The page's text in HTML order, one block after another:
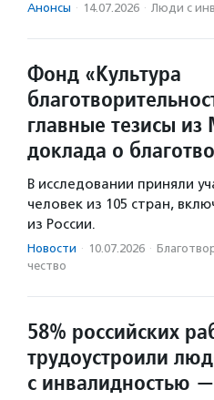
Анонсы · 14.07.2026 · Люди с
Фонд «Культура
главные тезисы
доклада о
В исследовании приняли
человек из 105 стран,
из России.
Новости · 10.07.2026 ·
чест­во
58% российских
трудоустроили
с инвалидностью